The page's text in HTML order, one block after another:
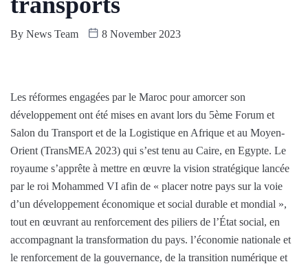
By News Team 8 November 2023
Les réformes engagées par le Maroc pour amorcer son
développement ont été mises en avant lors du 5ème Forum et
Salon du Transport et de la Logistique en Afrique et au Moyen-
Orient (TransMEA 2023) qui s’est tenu au Caire, en Egypte. Le
royaume s’apprête à mettre en œuvre la vision stratégique lancée
par le roi Mohammed VI afin de « placer notre pays sur la voie
d’un développement économique et social durable et mondial »,
tout en œuvrant au renforcement des piliers de l’État social, en
accompagnant la transformation du pays. l’économie nationale et
le renforcement de la gouvernance, de la transition numérique et